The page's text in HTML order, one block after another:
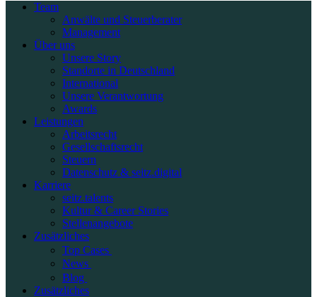
Team
Anwälte und Steuerberater
Management
Über uns
Unsere Story
Standorte in Deutschland
International
Unsere Verantwortung
Awards
Leistungen
Arbeitsrecht
Gesellschaftsrecht
Steuern
Datenschutz & seitz.digital
Karriere
seitz.talents
Kultur & Career Stories
Stellenangebote
Zusätzliches
Top Cases
News
Blog
Zusätzliches